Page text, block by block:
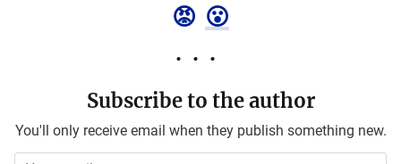
😡 😮
Subscribe to the author
You'll only receive email when they publish something new.